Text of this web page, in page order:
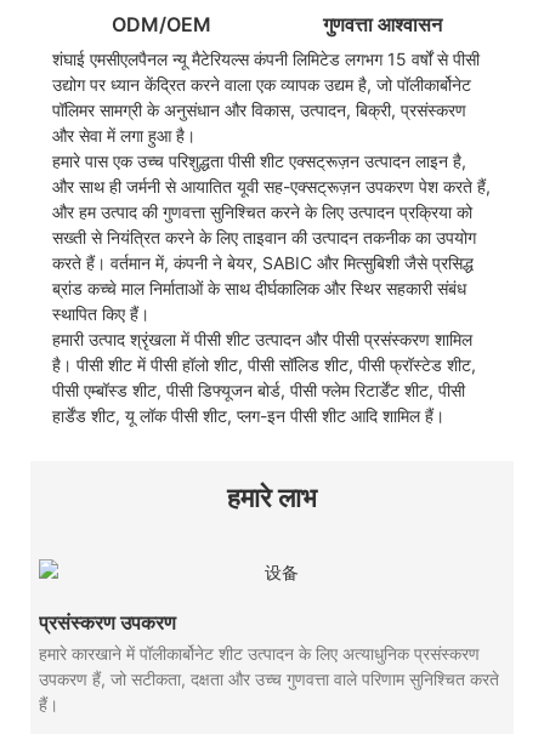
ODM/OEM गुणवत्ता आश्वासन
शंघाई एमसीएलपैनल न्यू मैटेरियल्स कंपनी लिमिटेड लगभग 15 वर्षों से पीसी
उद्योग पर ध्यान केंद्रित करने वाला एक व्यापक उद्यम है, जो पॉलीकार्बोनेट
पॉलिमर सामग्री के अनुसंधान और विकास, उत्पादन, बिक्री, प्रसंस्करण
और सेवा में लगा हुआ है।
हमारे पास एक उच्च परिशुद्धता पीसी शीट एक्सट्रूज़न उत्पादन लाइन है,
और साथ ही जर्मनी से आयातित यूवी सह-एक्सट्रूज़न उपकरण पेश करते हैं,
और हम उत्पाद की गुणवत्ता सुनिश्चित करने के लिए उत्पादन प्रक्रिया को
सख्ती से नियंत्रित करने के लिए ताइवान की उत्पादन तकनीक का उपयोग
करते हैं। वर्तमान में, कंपनी ने बेयर, SABIC और मित्सुबिशी जैसे प्रसिद्ध
ब्रांड कच्चे माल निर्माताओं के साथ दीर्घकालिक और स्थिर सहकारी संबंध
स्थापित किए हैं।
हमारी उत्पाद श्रृंखला में पीसी शीट उत्पादन और पीसी प्रसंस्करण शामिल
है। पीसी शीट में पीसी हॉलो शीट, पीसी सॉलिड शीट, पीसी फ्रॉस्टेड शीट,
पीसी एम्बॉस्ड शीट, पीसी डिफ्यूजन बोर्ड, पीसी फ्लेम रिटार्डेंट शीट, पीसी
हार्डेंड शीट, यू लॉक पीसी शीट, प्लग-इन पीसी शीट आदि शामिल हैं।
हमारे लाभ
प्रसंस्करण उपकरण
हमारे कारखाने में पॉलीकार्बोनेट शीट उत्पादन के लिए अत्याधुनिक प्रसंस्करण
उपकरण हैं, जो सटीकता, दक्षता और उच्च गुणवत्ता वाले परिणाम सुनिश्चित करते
हैं।